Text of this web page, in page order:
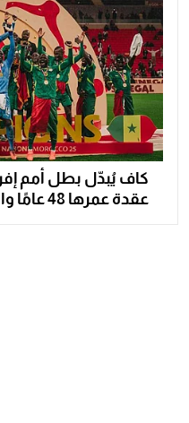
عقدة عمرها 48 عامًا والسنغال يفقد اللقب